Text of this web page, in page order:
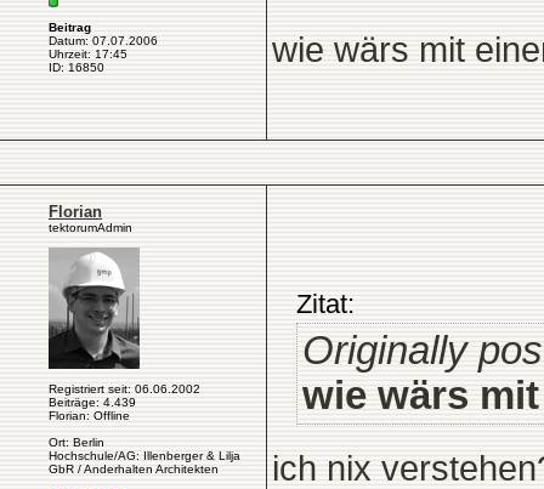
Beitrag
Datum: 07.07.2006
Uhrzeit: 17:45
ID: 16850
wie wärs mit
Florian
tektorumAdmin
Registriert seit: 06.06.2002
Beiträge: 4.439
Florian: Offline
Ort: Berlin
Hochschule/AG: Illenberger & Lilja
GbR / Anderhalten Architekten
Zitat:
Originally
wie wärs
ich nix